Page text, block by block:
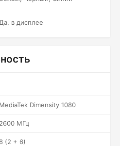
Да, в дисплее
MediaTek Dimensity 1080
2600 МГц
(2 + 6)